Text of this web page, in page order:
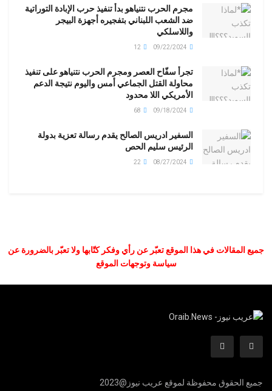
مجرم الحرب نتنياهو بدأ تنفيذ حرب الإبادة التوراتية
ضد الشعب اللبناني بتفجيره أجهزة البيجر
واللاسلكي
تجرأ سفّاح العصر ومجرم الحرب نتنياهو على تنفيذ
محاولة القتل الجماعي أمس واليوم نتيجة الدعم
الأمريكي اللا محدود
السفير ادريس الصالح يقدم رسالة تعزية بدولة
الرئيس سليم الحص
جميع المقالات في هذا الموقع تعبّر عن رأي وفكر كتّابها ولا تعبّر بالضرورة عن
سياسة وتوجهات الموقع
جميع الحقوق محفوظة لموقع عريب نيوز@2023